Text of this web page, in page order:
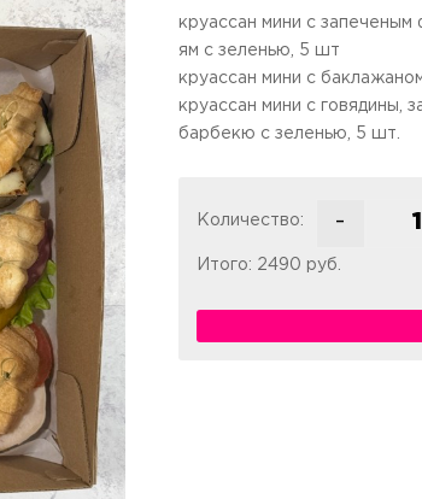
круассан мини с
ям с зеленью, 5 шт
круассан мини с
круассан мини с говядины,
барбекю с зеленью, 5 шт.
Количество:
-
Итого: 2490 руб.